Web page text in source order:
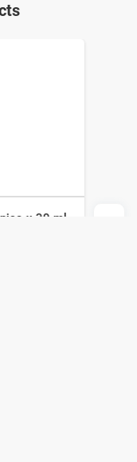
x 30 ml